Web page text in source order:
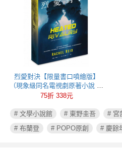
烈愛對決【限量書口噴繪版】
（現象級同名電視劇原著小說 全
球冰球羅曼史狂潮代表作）
75折 338元
# 文學小說館 # 東野圭吾 # 宮
# 布蘭登
# POPO原創 # 慶餘